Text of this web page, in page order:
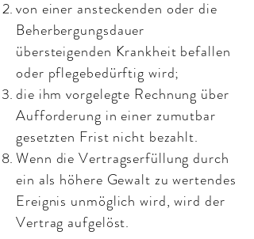
von einer ansteckenden oder die
Beherbergungsdauer
übersteigenden Krankheit befallen
oder pflegebedürftig wird;
die ihm vorgelegte Rechnung über
Aufforderung in einer zumutbar
gesetzten Frist nicht bezahlt.
Wenn die Vertragserfüllung durch
ein als höhere Gewalt zu wertendes
Ereignis unmöglich wird, wird der
Vertrag aufgelöst.